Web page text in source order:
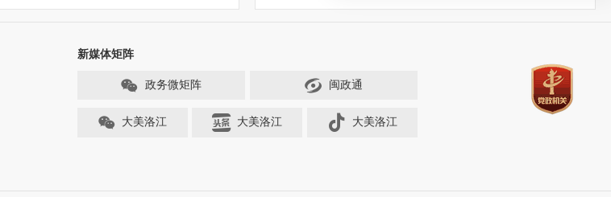
新媒体矩阵
政务微矩阵 闽政通
大美洛江 大美洛江 大美洛江